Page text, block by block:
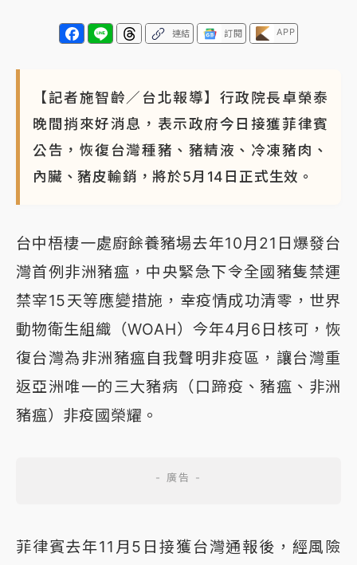
連結 訂閱 APP
【記者施智齡／台北報導】行政院長卓榮泰
晚間捎來好消息，表示政府今日接獲菲律賓
公告，恢復台灣種豬、豬精液、冷凍豬肉、
內臟、豬皮輸銷，將於5月14日正式生效。
台中梧棲一處廚餘養豬場去年10月21日爆發台
灣首例非洲豬瘟，中央緊急下令全國豬隻禁運
禁宰15天等應變措施，幸疫情成功清零，世界
動物衛生組織（WOAH）今年4月6日核可，恢
復台灣為非洲豬瘟自我聲明非疫區，讓台灣重
返亞洲唯一的三大豬病（口蹄疫、豬瘟、非洲
豬瘟）非疫國榮耀。
菲律賓去年11月5日接獲台灣通報後，經風險